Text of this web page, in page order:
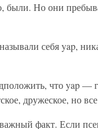
были. Но они
себя yap,
что yap —
дружеское, но
факт. Если